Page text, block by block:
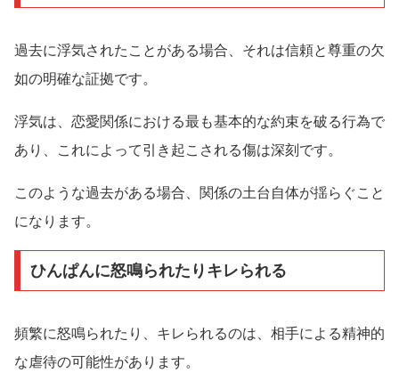
過去に浮気されたことがある場合、それは信頼と尊重の欠
如の明確な証拠です。
浮気は、恋愛関係における最も基本的な約束を破る行為で
あり、これによって引き起こされる傷は深刻です。
このような過去がある場合、関係の土台自体が揺らぐこと
になります。
ひんぱんに怒鳴られたりキレられる
頻繁に怒鳴られたり、キレられるのは、相手による精神的
な虐待の可能性があります。